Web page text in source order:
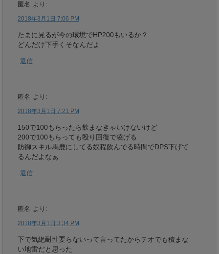
匿名 より:
2018年3月1日 7:06 PM
たまに見るが今の環境でHP200もいるか？
どんだけ下手くそなんだよ
返信
匿名 より:
2018年3月1日 7:21 PM
150で100もらったら飲まなきゃいけないけど
200で100もらっても殴り回復で凌げる
防御スキル馬鹿にしてる奴程飲んでる時間でDPS下げて
るんだよなぁ
返信
匿名 より:
2018年3月1日 3:34 PM
下で気絶耐性要らないって言ってたからテオでも積まな
い地雷だと思った